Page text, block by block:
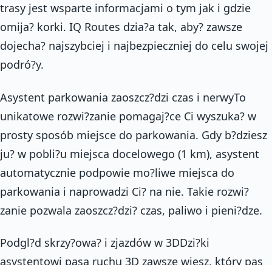
trasy jest wsparte informacjami o tym jak i gdzie
omija? korki. IQ Routes dzia?a tak, aby? zawsze
dojecha? najszybciej i najbezpieczniej do celu swojej
podró?y.
Asystent parkowania zaoszcz?dzi czas i nerwyTo
unikatowe rozwi?zanie pomagaj?ce Ci wyszuka? w
prosty sposób miejsce do parkowania. Gdy b?dziesz
ju? w pobli?u miejsca docelowego (1 km), asystent
automatycznie podpowie mo?liwe miejsca do
parkowania i naprowadzi Ci? na nie. Takie rozwi?
zanie pozwala zaoszcz?dzi? czas, paliwo i pieni?dze.
Podgl?d skrzy?owa? i zjazdów w 3DDzi?ki
asystentowi pasa ruchu 3D zawsze wiesz, który pas